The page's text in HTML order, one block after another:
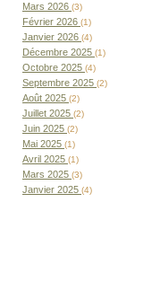
Mars 2026 (3)
Février 2026 (1)
Janvier 2026 (4)
Décembre 2025 (1)
Octobre 2025 (4)
Septembre 2025 (2)
Août 2025 (2)
Juillet 2025 (2)
Juin 2025 (2)
Mai 2025 (1)
Avril 2025 (1)
Mars 2025 (3)
Janvier 2025 (4)